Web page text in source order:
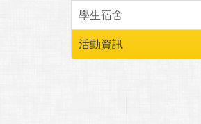
學生宿舍
活動資訊